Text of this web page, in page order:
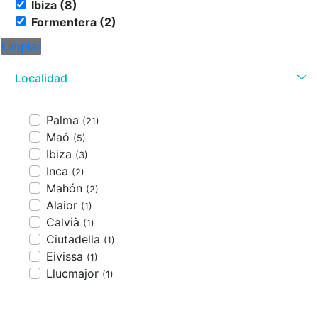
Ibiza (8)
Formentera (2)
Limpiar
Localidad
Palma (21)
Maó (5)
Ibiza (3)
Inca (2)
Mahón (2)
Alaior (1)
Calvià (1)
Ciutadella (1)
Eivissa (1)
Llucmajor (1)